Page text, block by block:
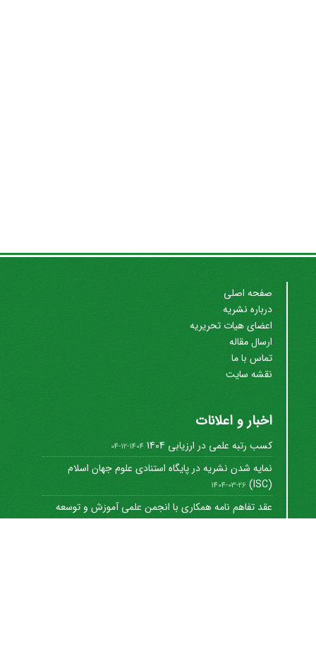
صفحه اصلی
درباره نشریه
اعضای هیات تحریریه
ارسال مقاله
تماس با ما
نقشه سایت
اخبار و اعلانات
کسب رتبه علمی در ارزیابی 1404 1404-12-04
نمایه شدن نشریه در پایگاه استنادی علوم جهان اسلام
(ISC)
1404-03-26
عقد تفاهم نامه همکاری با انجمن علمی آموزش و توسعه
منابع ...